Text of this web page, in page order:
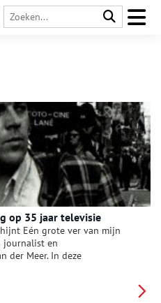
op 35 jaar televisie
Eén grote ver van mijn
journalist en
der Meer. In deze
televisie en blikt